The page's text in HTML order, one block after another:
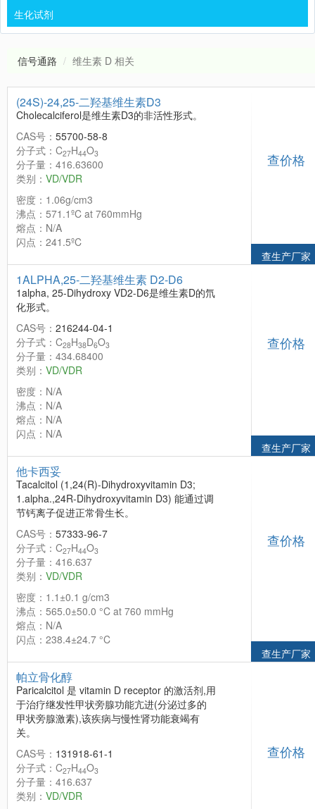
生化试剂
信号通路 维生素 D 相关
(24S)-24,25-二羟基维生素D3
Cholecalciferol是维生素D3的非活性形式。
CAS号： 55700-58-8
分子式：C27H44O3
分子量：416.63600
类别： VD/VDR
密度：1.06g/cm3
沸点：571.1ºC at 760mmHg
熔点：N/A
闪点：241.5ºC
查价格
查生产厂家
1ALPHA,25-二羟基维生素 D2-D6
1alpha, 25-Dihydroxy VD2-D6是维生素D的氘
化形式。
CAS号： 216244-04-1
分子式：C28H38D6O3
分子量：434.68400
类别： VD/VDR
密度：N/A
沸点：N/A
熔点：N/A
闪点：N/A
查价格
查生产厂家
他卡西妥
Tacalcitol (1,24(R)-Dihydroxyvitamin D3;
1.alpha.,24R-Dihydroxyvitamin D3) 能通过调
节钙离子促进正常骨生长。
CAS号： 57333-96-7
分子式：C27H44O3
分子量：416.637
类别： VD/VDR
密度：1.1±0.1 g/cm3
沸点：565.0±50.0 °C at 760 mmHg
熔点：N/A
闪点：238.4±24.7 °C
查价格
查生产厂家
帕立骨化醇
Paricalcitol 是 vitamin D receptor 的激活剂,用
于治疗继发性甲状旁腺功能亢进(分泌过多的
甲状旁腺激素),该疾病与慢性肾功能衰竭有
关。
CAS号： 131918-61-1
分子式：C27H44O3
分子量：416.637
类别： VD/VDR
查价格